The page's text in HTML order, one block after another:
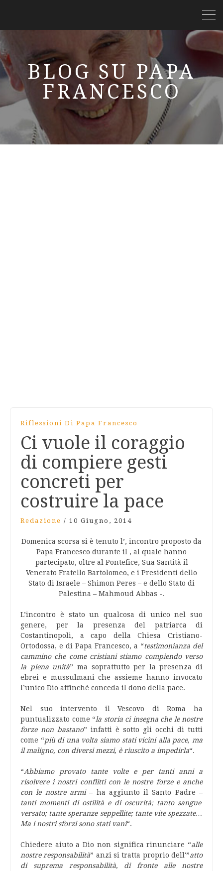
BLOG SU PAPA
FRANCESCO
Riflessioni Di Papa Francesco
Ci vuole il coraggio
di compiere gesti
concreti per
costruire la pace
Redazione / 10 Giugno, 2014
Domenica scorsa si è tenuto l’, incontro proposto da
Papa Francesco durante il , al quale hanno
partecipato, oltre al Pontefice, Sua Santità il
Venerato Fratello Bartolomeo, e i Presidenti dello
Stato di Israele – Shimon Peres – e dello Stato di
Palestina – Mahmoud Abbas -.
L’incontro è stato un qualcosa di unico nel suo
genere, per la presenza del patriarca di
Costantinopoli, a capo della Chiesa Cristiano-
Ortodossa, e di Papa Francesco, a “testimonianza del
cammino che come cristiani stiamo compiendo verso
la piena unità” ma soprattutto per la presenza di
ebrei e mussulmani che assieme hanno invocato
l’unico Dio affinché conceda il dono della pace.
Nel suo intervento il Vescovo di Roma ha
puntualizzato come “la storia ci insegna che le nostre
forze non bastano” infatti è sotto gli occhi di tutti
come “più di una volta siamo stati vicini alla pace, ma
il maligno, con diversi mezzi, è riuscito a impedirla“.
“Abbiamo provato tante volte e per tanti anni a
risolvere i nostri conflitti con le nostre forze e anche
con le nostre armi– ha aggiunto il Santo Padre –
tanti momenti di ostilità e di oscurità; tanto sangue
versato; tante speranze seppellite; tante vite spezzate…
Ma i nostri sforzi sono stati vani“.
Chiedere aiuto a Dio non significa rinunciare “alle
nostre responsabilità” anzi si tratta proprio dell'”atto
di suprema responsabilità, di fronte alle nostre